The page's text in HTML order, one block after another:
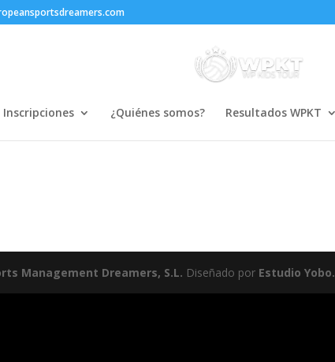
Inscripciones ¿Quiénes somos? Resultados WPKT
Management Dreamers, S.L. Diseñado por Estudio Yobo.